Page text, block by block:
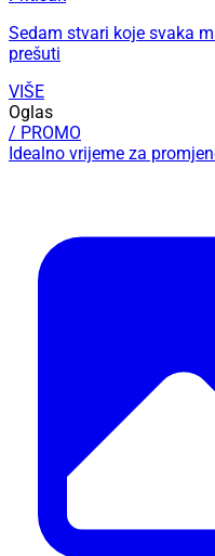
Sedam stvari koje svaka
prešuti
VIŠE
Oglas
/ PROMO
Idealno vrijeme za